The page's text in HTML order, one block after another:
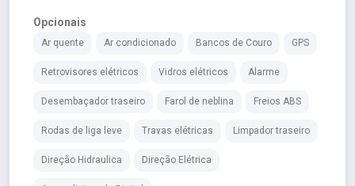
Opcionais
Ar quente Ar condicionado Bancos de Couro GPS
Retrovisores elétricos Vidros elétricos Alarme
Desembaçador traseiro Farol de neblina Freios ABS
Rodas de liga leve Travas elétricas Limpador traseiro
Direção Hidraulica Direção Elétrica